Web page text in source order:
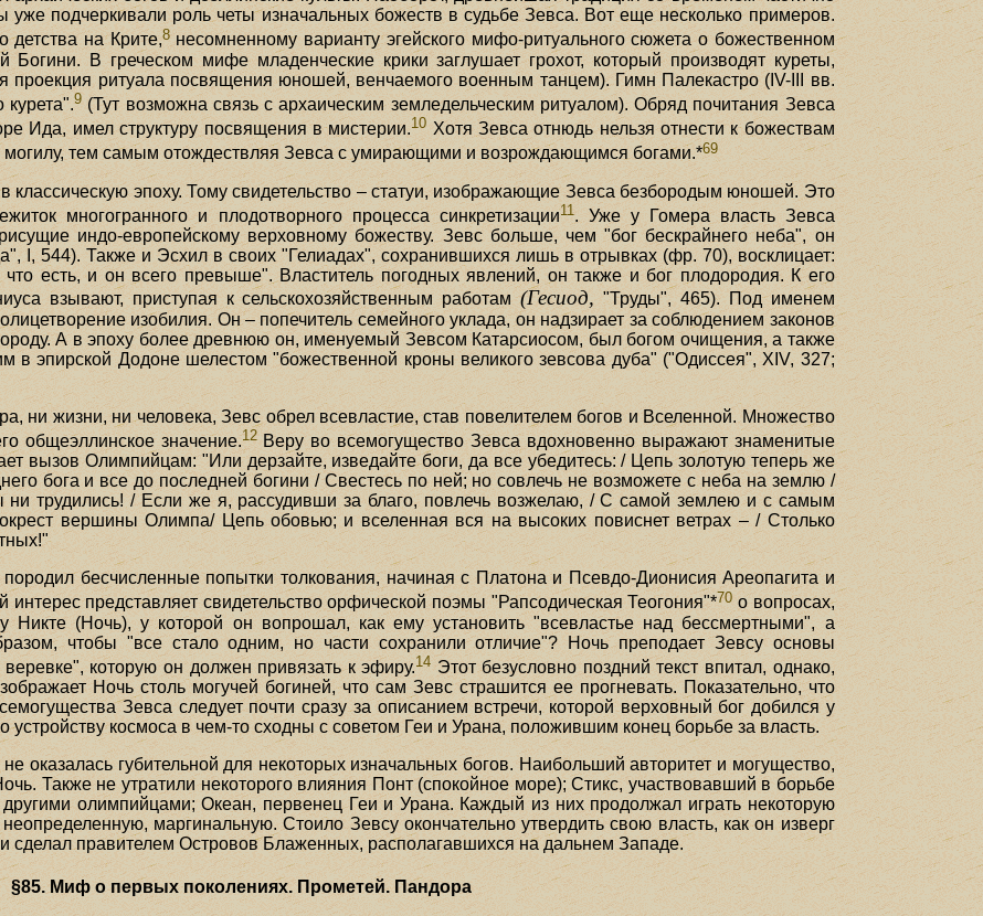
уже подчеркивали роль четы изначальных божеств в судьбе Зевса. Вот еще несколько примеров.
детства на Крите,8несомненному варианту эгейского мифо-ритуального сюжета о божественном
В греческом мифе младенческие крики заглушает грохот, который производят куреты,
проекция ритуала посвящения юношей, венчаемого военным танцем). Гимн Палекастро (IV-III вв.
9(Тут возможна связь с архаическим земледельческим ритуалом). Обряд почитания Зевса
Ида, имел структуру посвящения в мистерии.10 Хотя Зевса отнюдь нельзя отнести к божествам
могилу, тем самым отождествляя Зевса с умирающими и возрождающимся богами.*69
классическую эпоху. Тому свидетельство – статуи, изображающие Зевса безбородым юношей. Это
многогранного и плодотворного процесса синкретизации11. Уже у Гомера власть Зевса
индо-европейскому верховному божеству. Зевс больше, чем "бог бескрайнего неба", он
I, 544). Также и Эсхил в своих "Гелиадах", сохранившихся лишь в отрывках (фр. 70), восклицает:
есть, и он всего превыше". Властитель погодных явлений, он также и бог плодородия. К его
взывают, приступая к сельскохозяйственным работам(Гесиод, "Труды", 465). Под именем
изобилия. Он – попечитель семейного уклада, он надзирает за соблюдением законов
А в эпоху более древнюю он, именуемый Зевсом Катарсиосом, был богом очищения, а также
в эпирской Додоне шелестом "божественной кроны великого зевсова дуба" ("Одиссея", XIV, 327;
ни жизни, ни человека, Зевс обрел всевластие, став повелителем богов и Вселенной. Множество
общеэллинское значение.12Веру во всемогущество Зевса вдохновенно выражают знаменитые
вызов Олимпийцам: "Или дерзайте, изведайте боги, да все убедитесь: / Цепь золотую теперь же
бога и все до последней богини / Свестесь по ней; но совлечь не возможете с неба на землю /
ни трудились! / Если же я, рассудивши за благо, повлечь возжелаю, / С самой землею и с самым
вершины Олимпа/ Цепь обовью; и вселенная вся на высоких повиснет ветрах – / Столько
бесчисленные попытки толкования, начиная с Платона и Псевдо-Дионисия Ареопагита и
представляет свидетельство орфической поэмы "Рапсодическая Теогония"*70 о вопросах,
Никте (Ночь), у которой он вопрошал, как ему установить "всевластье над бессмертными", а
чтобы "все стало одним, но части сохранили отличие"? Ночь преподает Зевсу основы
которую он должен привязать к эфиру.14 Этот безусловно поздний текст впитал, однако,
Ночь столь могучей богиней, что сам Зевс страшится ее прогневать. Показательно, что
Зевса следует почти сразу за описанием встречи, которой верховный бог добился у
устройству космоса в чем-то сходны с советом Геи и Урана, положившим конец борьбе за власть.
оказалась губительной для некоторых изначальных богов. Наибольший авторитет и могущество,
Также не утратили некоторого влияния Понт (спокойное море); Стикс, участвовавший в борьбе
олимпийцами; Океан, первенец Геи и Урана. Каждый из них продолжал играть некоторую
маргинальную. Стоило Зевсу окончательно утвердить свою власть, как он изверг
сделал правителем Островов Блаженных, располагавшихся на дальнем Западе.
§85. Миф о первых поколениях. Прометей. Пандора